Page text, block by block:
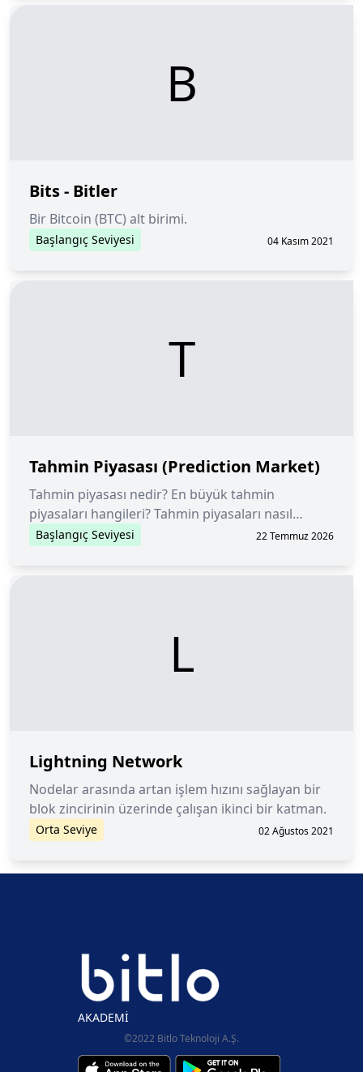
B
Bits - Bitler
Bir Bitcoin (BTC) alt birimi.
Başlangıç Seviyesi 04 Kasım 2021
T
Tahmin Piyasası (Prediction Market)
Tahmin piyasası nedir? En büyük tahmin
piyasaları hangileri? Tahmin piyasaları nasıl
çalışır?
Başlangıç Seviyesi 22 Temmuz 2026
L
Lightning Network
Nodelar arasında artan işlem hızını sağlayan bir
blok zincirinin üzerinde çalışan ikinci bir katman.
Orta Seviye 02 Ağustos 2021
AKADEMİ
©2022 Bitlo Teknoloji A.Ş.